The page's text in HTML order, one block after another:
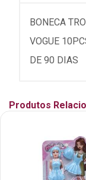
BONECA
VOGUE
DE 90 DIAS
Produtos